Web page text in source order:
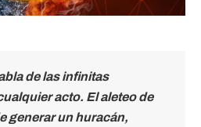
de las infinitas
acto. El aleteo de
generar un huracán,